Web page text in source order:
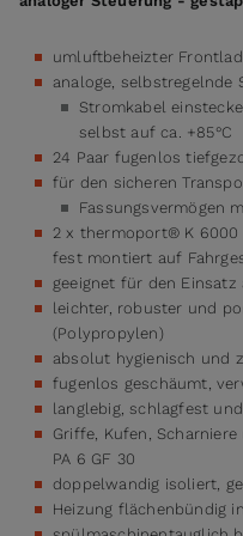
umluftbeheizter
analoge, selbstregelnde
Stromkabel
selbst auf ca. +85°C
24 Paar fugenlos
für den sicheren
Fassungsvermögen
2 x thermoport® K 6000
fest montiert auf
geeignet für den
leichter, robuster und
(Polypropylen)
absolut hygienisch und
fugenlos geschäumt,
langlebig, schlagfest
Griffe, Kufen,
PA 6 GF 30
doppelwandig isoliert,
Heizung flächenbündig